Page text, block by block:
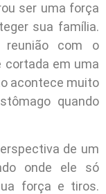
ser uma força
sua família.
reunião com o
cortada em uma
acontece muito
quando
de um
onde ele só
força e tiros.